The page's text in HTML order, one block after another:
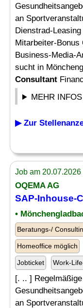
an
Dienstrad-
Mitarbeiter-
Business-Media-
sucht in
Consultant
MEHR
▶ Zur
Job am
OQEMA AG
SAP-Inhouse-
•
Beratungs-/
Homeoffice möglich
Jobticket Work-
[. .. ]
an